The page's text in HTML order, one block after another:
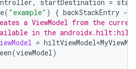
, startDestination =
( "example" ) { backStackEntry -
a ViewModel from the
in the androidx.hilt:hilt-
=
(viewModel)